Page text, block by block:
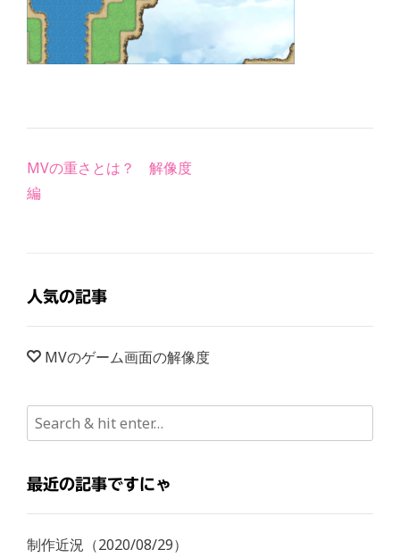
Post
navigation
MVの重さとは？ 解像度
編
人気の記事
MVのゲーム画面の解像度
最近の記事ですにゃ
制作近況（2020/08/29）